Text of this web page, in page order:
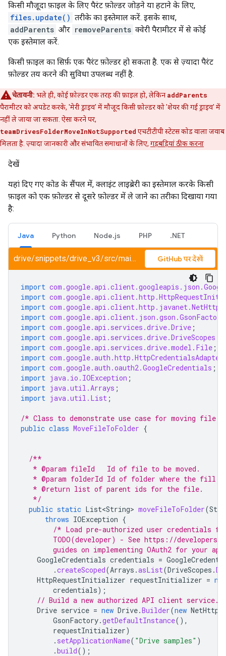
किसी मौजूदा फ़ाइल के लिए पैरंट फ़ोल्डर जोड़ने या हटाने के लिए,
files.update() तरीके का इस्तेमाल करें. इसके साथ,
addParents और removeParents क्वेरी पैरामीटर में से कोई
एक इस्तेमाल करें.
किसी फ़ाइल का सिर्फ़ एक पैरंट फ़ोल्डर हो सकता है. एक से ज़्यादा पैरंट
फ़ोल्डर तय करने की सुविधा उपलब्ध नहीं है.
चेतावनी: भले ही, कोई फ़ोल्डर एक तरह की फ़ाइल हो, लेकिन addParents
पैरामीटर को अपडेट करके, 'मेरी ड्राइव' में मौजूद किसी फ़ोल्डर को 'शेयर की गई ड्राइव' में
नहीं ले जाया जा सकता. ऐसा करने पर,
teamDrivesFolderMoveInNotSupported एचटीटीपी स्टेटस कोड वाला जवाब
मिलता है. ज़्यादा जानकारी और संभावित समाधानों के लिए, गड़बड़ियां ठीक करना
देखें
यहां दिए गए कोड के सैंपल में, क्लाइंट लाइब्रेरी का इस्तेमाल करके किसी
फ़ाइल को एक फ़ोल्डर से दूसरे फ़ोल्डर में ले जाने का तरीका दिखाया गया
है:
Java Python Node.js PHP .NET
drive/snippets/drive_v3/src/main/java/MoveFileToFolder.java GitHub पर देखें
import
import
import
import com.google.api.client.json.gson.GsonFactory
import com.google.api.services.drive.Drive ;
import com.google.api.services.drive.DriveScopes
import com.google.api.services.drive.model.File ;
import com.google.auth.http.HttpCredentialsAdapter
import com.google.auth.oauth2.GoogleCredentials ;
import java.io.IOException ;
import java.util.Arrays ;
import java.util.List ;
/* Class to demonstrate use case for moving file
public class MoveFileToFolder {
/**
   * @param fileId   Id of file to be moved.
* @param folderId Id of folder where the fill
   * @return list of parent ids for the file.
   */
public static List<String> moveFileToFolder(
throws IOException {
/* Load pre-authorized user credentials
TODO(developer) - See https://
guides on implementing OAuth2 for your
GoogleCredentials credentials =
.createScoped(Arrays .asList(DriveScopes .
HttpRequestInitializer requestInitializer = new
credentials);
// Build a new authorized API client service.
Drive service = new Drive.Builder(new
GsonFactory.getDefaultInstance(),
requestInitializer)
. setApplicationName( "Drive samples" )
.build();